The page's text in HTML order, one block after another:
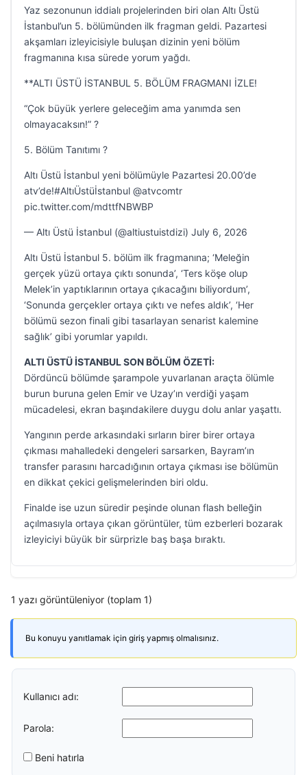
Yaz sezonunun iddialı projelerinden biri olan Altı Üstü
İstanbul’un 5. bölümünden ilk fragman geldi. Pazartesi
akşamları izleyicisiyle buluşan dizinin yeni bölüm
fragmanına kısa sürede yorum yağdı.
**ALTI ÜSTÜ İSTANBUL 5. BÖLÜM FRAGMANI İZLE!
“Çok büyük yerlere geleceğim ama yanımda sen
olmayacaksın!” ?️
5. Bölüm Tanıtımı ?
Altı Üstü İstanbul yeni bölümüyle Pazartesi 20.00’de
atv’de!#AltıÜstüİstanbul @atvcomtr
pic.twitter.com/mdttfNBWBP
— Altı Üstü İstanbul (@altiustuistdizi) July 6, 2026
Altı Üstü İstanbul 5. bölüm ilk fragmanına; ‘Meleğin
gerçek yüzü ortaya çıktı sonunda’, ‘Ters köşe olup
Melek’in yaptıklarının ortaya çıkacağını biliyordum’,
‘Sonunda gerçekler ortaya çıktı ve nefes aldık’, ‘Her
bölümü sezon finali gibi tasarlayan senarist kalemine
sağlık’ gibi yorumlar yapıldı.
ALTI ÜSTÜ İSTANBUL SON BÖLÜM ÖZETİ:
Dördüncü bölümde şarampole yuvarlanan araçta ölümle
burun buruna gelen Emir ve Uzay’ın verdiği yaşam
mücadelesi, ekran başındakilere duygu dolu anlar yaşattı.
Yangının perde arkasındaki sırların birer birer ortaya
çıkması mahalledeki dengeleri sarsarken, Bayram’ın
transfer parasını harcadığının ortaya çıkması ise bölümün
en dikkat çekici gelişmelerinden biri oldu.
Finalde ise uzun süredir peşinde olunan flash belleğin
açılmasıyla ortaya çıkan görüntüler, tüm ezberleri bozarak
izleyiciyi büyük bir sürprizle baş başa bıraktı.
1 yazı görüntüleniyor (toplam 1)
Bu konuyu yanıtlamak için giriş yapmış olmalısınız.
Kullanıcı adı:
Parola:
Beni hatırla